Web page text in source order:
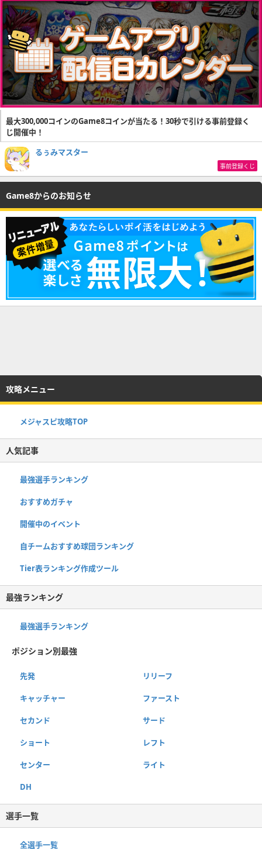
最大300,000コインのGame8コインが当たる！30秒で引ける事前登録く
じ開催中！
るぅみマスター
事前登録くじ
Game8からのお知らせ
攻略メニュー
メジャスピ攻略TOP
人気記事
最強選手ランキング
おすすめガチャ
開催中のイベント
自チームおすすめ球団ランキング
Tier表ランキング作成ツール
最強ランキング
最強選手ランキング
ポジション別最強
先発 リリーフ
キャッチャー ファースト
セカンド サード
ショート レフト
センター ライト
DH
選手一覧
全選手一覧